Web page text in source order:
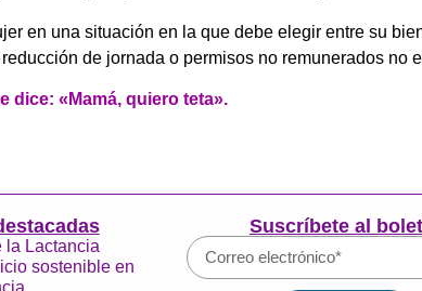
en una situación en la que debe elegir entre su
de jornada o permisos no remunerados no
dice: «Mamá, quiero teta».
la Lactancia
sostenible en
Suscríbete al